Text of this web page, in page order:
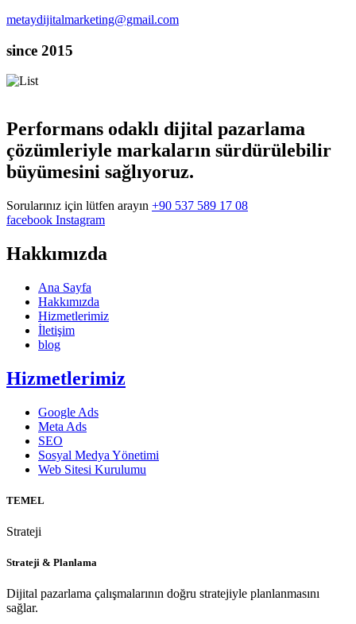
metaydijitalmarketing@gmail.com
since 2015
Performans odaklı dijital pazarlama
çözümleriyle markaların sürdürülebilir
büyümesini sağlıyoruz.
Sorularınız için lütfen arayın +90 537 589 17 08
facebook Instagram
Hakkımızda
Ana Sayfa
Hakkımızda
Hizmetlerimiz
İletişim
blog
Hizmetlerimiz
Google Ads
Meta Ads
SEO
Sosyal Medya Yönetimi
Web Sitesi Kurulumu
TEMEL
Strateji
Strateji & Planlama
Dijital pazarlama çalışmalarının doğru stratejiyle planlanmasını
sağlar.